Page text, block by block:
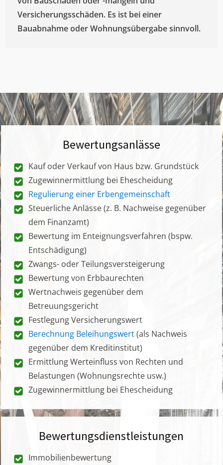
Versicherungsschäden. Es ist bei einer
Bauabnahme oder Wohnungsübergabe sinnvoll.
Bewertungsanlässe
Kauf oder Verkauf von Haus bzw. Grundstück
Zugewinnermittlung bei Ehescheidung
Regulierung einer Erbengemeinschaft
Steuerliche Anlässe (z. B. Nachweise gegenüber
dem Finanzamt)
Bewertung im Enteignungsverfahren (bspw.
Entschädigung)
Zwangs- oder Teilungsversteigerung
Bewertung von Erbbaurechten
Wertnachweis gegenüber dem
Betreuungsgericht
Festlegung Versicherungswert
Berechnung Beleihungswert(als Nachweis
gegenüber dem Kreditinstitut)
Ermittlung Werteinfluss von Rechten und
Belastungen (Wohnungsrechte usw.)
Zugewinnermittlung bei Ehescheidung
Bewertungsdienstleistungen
Immobilienbewertung